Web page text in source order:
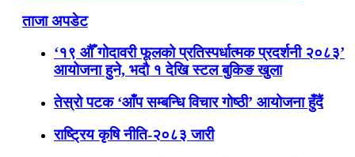
ताजा अपडेट
‘१९ औँ गोदावरी फूलको प्रतिस्पर्धात्मक प्रदर्शनी २०८३’
आयोजना हुने, भदौ १ देखि स्टल बुकिङ खुला
तेस्रो पटक ‘आँप सम्बन्धि विचार गोष्ठी’ आयोजना हुँदैं
राष्ट्रिय कृषि नीति-२०८३ जारी